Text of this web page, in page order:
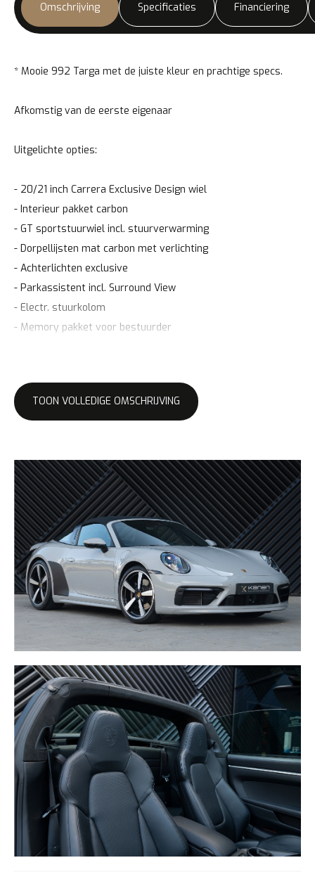
Omschrijving Specificaties Financiering
* Mooie 992 Targa met de juiste kleur en prachtige specs.
Afkomstig van de eerste eigenaar
Uitgelichte opties:
- 20/21 inch Carrera Exclusive Design wiel
- Interieur pakket carbon
- GT sportstuurwiel incl. stuurverwarming
- Dorpellijsten mat carbon met verlichting
- Achterlichten exclusive
- Parkassistent incl. Surround View
- Electr. stuurkolom
- Memory pakket voor bestuurder
- Sport chrono pakket
- Sportuitlaat
- Achterbumberdeel in exterieurkleur gespoten
- DAB
- BOSE soundsystem
- Porsche Torque Vectoring Plus
- Adaptieve sportstoelen Plus (18-voudig verstelbaar,
elektrisch) met Memory Pakket
- Porsche Dynamic Light System Plus (PDLS+)
- Porsche Dynamic Chassis Control (PDCC)
TOON VOLLEDIGE OMSCHRIJVING